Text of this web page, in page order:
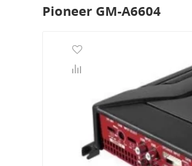
Pioneer GM-A6604